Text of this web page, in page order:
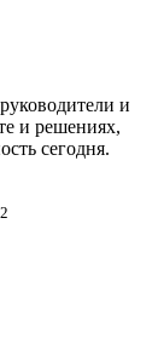
и
и решениях,
сегодня.